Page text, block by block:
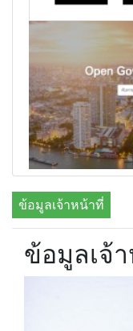
ข้อมูลเจ้าหน้าที่
ข้อมูลเจ้